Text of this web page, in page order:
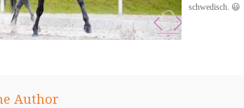
schwedisch. 😃
Author